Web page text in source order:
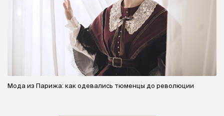
Мода из Парижа: как одевались тюменцы до революции